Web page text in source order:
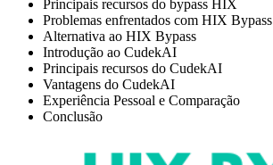
Principais recursos do bypass HIX
Problemas enfrentados com HIX Bypass
Alternativa ao HIX Bypass
Introdução ao CudekAI
Principais recursos do CudekAI
Vantagens do CudekAI
Experiência Pessoal e Comparação
Conclusão